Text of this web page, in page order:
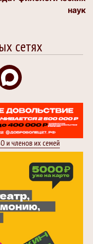
наук
сетях
и членов их семей